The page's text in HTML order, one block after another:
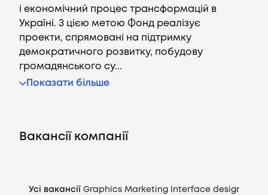
Вакансії
UA
і економічний процес трансформацій в
Україні. З цією метою Фонд реалізує
проекти, спрямовані на підтримку
демократичного розвитку, побудову
громадянського су...
Показати більше
Вакансії компанії
Усі вакансії Graphics Marketing Interface design